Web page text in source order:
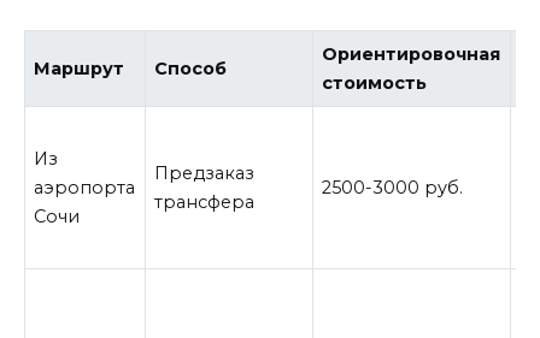
Маршрут Способ
Ориентировочная
стоимость
Из
аэропорта
Сочи
Предзаказ
трансфера
2500-3000 руб.